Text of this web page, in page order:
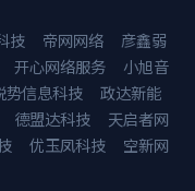
技 帝网网络
彦鑫弱
开心网络服务
小旭音
势信息科技
政达新能
德盟达科技
天启者网
优玉凤科技
空新网